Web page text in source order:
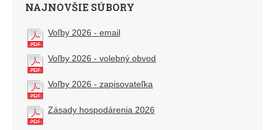
NAJNOVŠIE SÚBORY
Voľby 2026 - email
Voľby 2026 - volebný obvod
Voľby 2026 - zapisovateľka
Zásady hospodárenia 2026